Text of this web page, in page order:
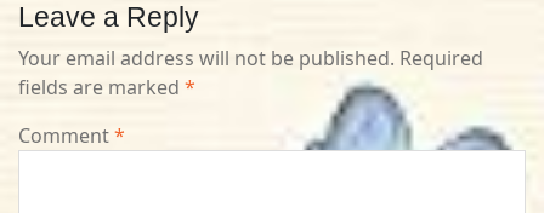
Leave a Reply
Your email address will not be published. Required
fields are marked *
Comment*